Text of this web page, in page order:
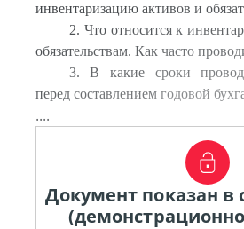
инвентаризацию активов и
2. Что относится к
обязательствам. Как часто
3. В какие сроки
перед составлением годовой
....
Документ показан